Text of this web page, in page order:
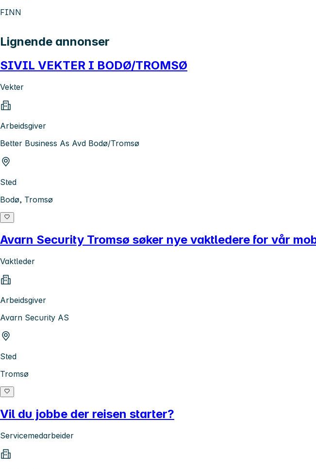
FINN
Lignende annonser
SIVIL VEKTER I BODØ/TROMSØ
Vekter
Arbeidsgiver
Better Business As Avd Bodø/Tromsø
Sted
Bodø, Tromsø
Avarn Security Tromsø søker nye vaktledere for vår
Vaktleder
Arbeidsgiver
Avarn Security AS
Sted
Tromsø
Vil du jobbe der reisen starter?
Servicemedarbeider